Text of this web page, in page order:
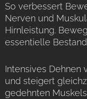
So verbessert
Nerven und
Hirnleistung.
essentielle
Intensives Dehnen
und steigert
gedehnten